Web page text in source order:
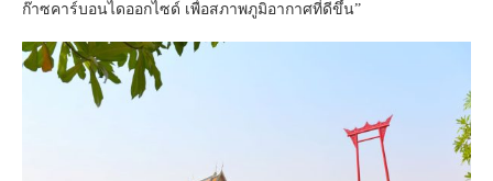
ก๊าซคาร์บอนไดออกไซด์ เพื่อสภาพภูมิอากาศที่ดีขึ้น”